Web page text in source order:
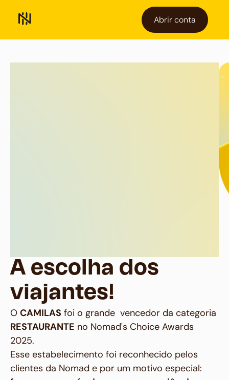
Abrir conta
A escolha dos
viajantes!
O CAMILAS foi o grande vencedor da categoria
RESTAURANTE no Nomad's Choice Awards
2025.
Esse estabelecimento foi reconhecido pelos
clientes da Nomad e por um motivo especial: